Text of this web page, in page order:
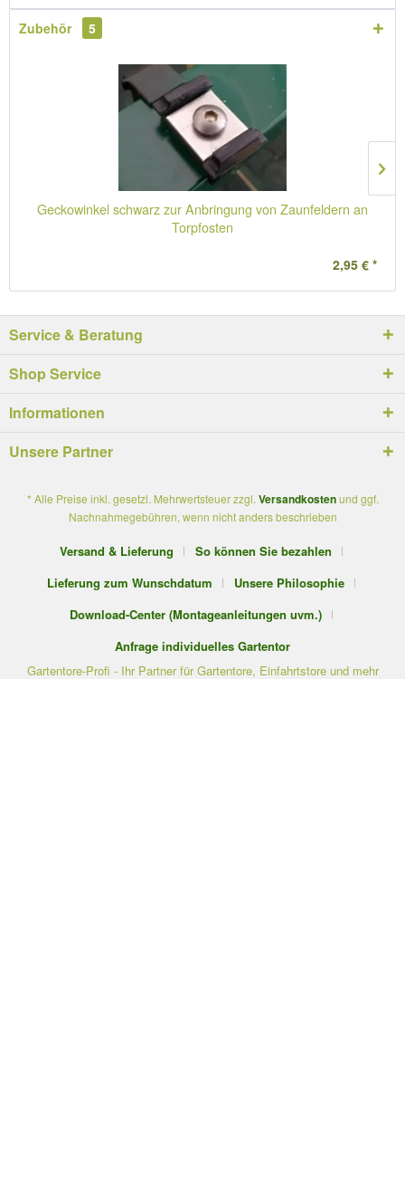
Zubehör 5
Geckowinkel schwarz zur Anbringung von Zaunfeldern an
Torpfosten
2,95 € *
Service & Beratung
Shop Service
Informationen
Unsere Partner
* Alle Preise inkl. gesetzl. Mehrwertsteuer zzgl. Versandkostenund ggf.
Nachnahmegebühren, wenn nicht anders beschrieben
Versand & Lieferung
So können Sie bezahlen
Lieferung zum Wunschdatum
Unsere Philosophie
Download-Center (Montageanleitungen uvm.)
Anfrage individuelles Gartentor
Gartentore-Profi - Ihr Partner für Gartentore, Einfahrtstore und mehr